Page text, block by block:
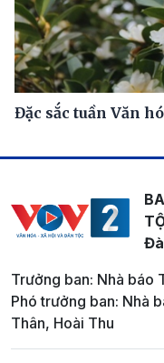
Đặc sắc tuần Văn
Trưởng ban: Nhà báo
Phó trưởng ban: Nhà
Thân, Hoài Thu